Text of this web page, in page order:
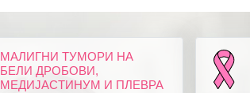
МАЛИГНИ ТУМОРИ НА
БЕЛИ ДРОБОВИ,
МЕДИЈАСТИНУМ И ПЛЕВРА